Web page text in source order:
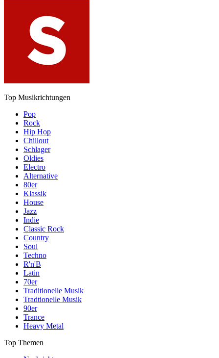
Top Musikrichtungen
Pop
Rock
Hip Hop
Chillout
Schlager
Oldies
Electro
Alternative
80er
Klassik
House
Jazz
Indie
Classic Rock
Country
Soul
Techno
R'n'B
Latin
70er
Traditionelle Musik
Tradtionelle Musik
90er
Trance
Heavy Metal
Top Themen